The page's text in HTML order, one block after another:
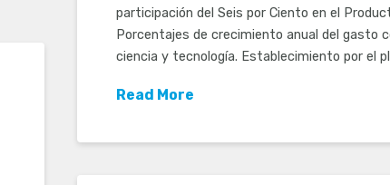
participación del Seis por Ciento en el
Porcentajes de crecimiento anual del gasto
ciencia y tecnología. Establecimiento por el
Read More